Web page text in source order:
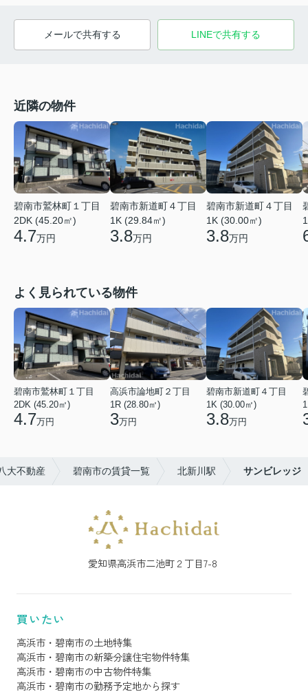
メールで共有する LINEで共有する
近隣の物件
碧南市鷲林町１丁目
2DK (45.20㎡)
4.7万円
碧南市新道町４丁目
1K (29.84㎡)
3.8万円
碧南市新道町４丁目
1K (30.00㎡)
3.8万円
よく見られている物件
碧南市鷲林町１丁目
2DK (45.20㎡)
4.7万円
高浜市論地町２丁目
1R (28.80㎡)
3万円
碧南市新道町４丁目
1K (30.00㎡)
3.8万円
大不動産 碧南市の賃貸一覧 北新川駅 サンビレッジ
愛知県高浜市二池町２丁目7-8
買いたい
高浜市・碧南市の土地特集
高浜市・碧南市の新築分譲住宅物件特集
高浜市・碧南市の中古物件特集
高浜市・碧南市の勤務予定地から探す